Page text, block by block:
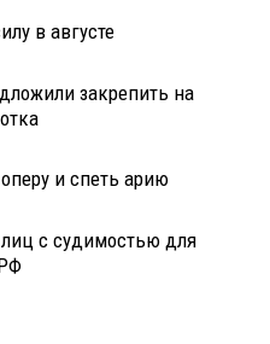
в августе
закрепить на
и спеть арию
с судимостью для